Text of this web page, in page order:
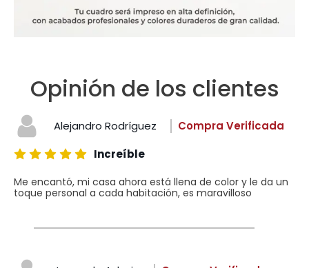
Opinión de los clientes
Alejandro Rodríguez
Compra Verificada
Increíble
Me encantó, mi casa ahora está llena de color y le da un
toque personal a cada habitación, es maravilloso